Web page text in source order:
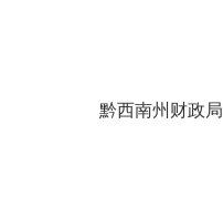
黔西南州财政局